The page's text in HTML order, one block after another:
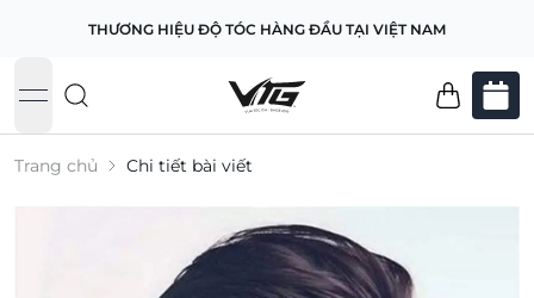
THƯƠNG HIỆU ĐỘ TÓC HÀNG ĐẦU TẠI VIỆT NAM
open navigation menu
Trang chủ Chi tiết bài viết